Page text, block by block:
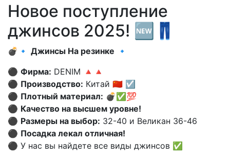
Новое поступление
джинсов 2025! 🆕👖
💣🔹 Джинсы На резинке 🔹
⚫️ Фирма: DENIM 🔺🔺
⚫️ Производство: Китай 🇨🇳 ☑️
⚫️ Плотный материал: 💣✅💯
⚫️ Качество на высшем уровне!
⚫️ Размеры на выбор: 32-40 и Великан 36-46
⚫️ Посадка лекал отличная!
⚫️ У нас вы найдете все виды джинсов ✅